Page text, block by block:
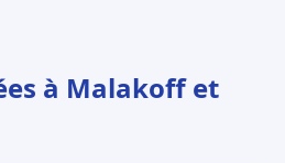
à Malakoff et